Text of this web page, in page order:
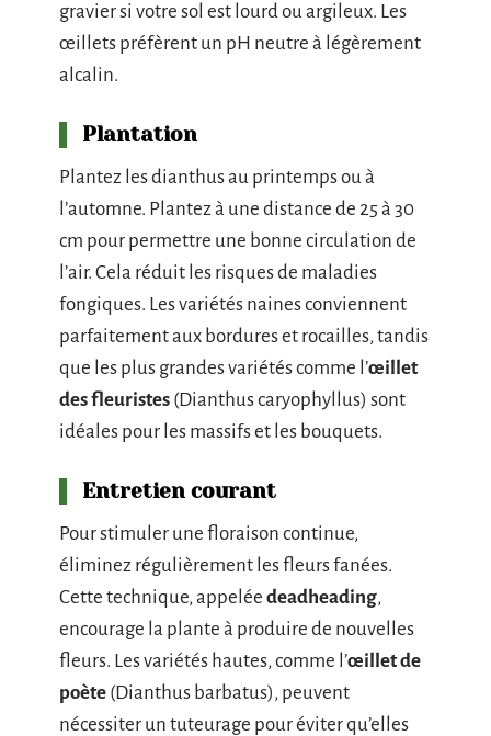
gravier si votre sol est lourd ou argileux. Les
œillets préfèrent un pH neutre à légèrement
alcalin.
Plantation
Plantez les dianthus au printemps ou à
l’automne. Plantez à une distance de 25 à 30
cm pour permettre une bonne circulation de
l’air. Cela réduit les risques de maladies
fongiques. Les variétés naines conviennent
parfaitement aux bordures et rocailles, tandis
que les plus grandes variétés comme l’œillet
des fleuristes (Dianthus caryophyllus) sont
idéales pour les massifs et les bouquets.
Entretien courant
Pour stimuler une floraison continue,
éliminez régulièrement les fleurs fanées.
Cette technique, appelée deadheading,
encourage la plante à produire de nouvelles
fleurs. Les variétés hautes, comme l’œillet de
poète (Dianthus barbatus), peuvent
nécessiter un tuteurage pour éviter qu’elles